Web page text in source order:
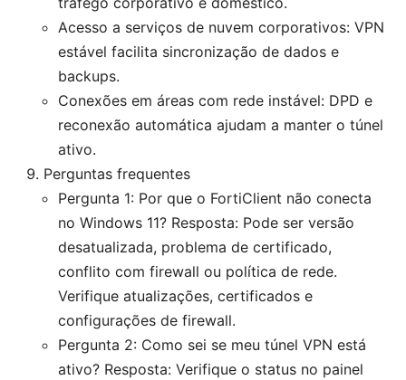
Acesso a serviços de nuvem corporativos: VPN
estável facilita sincronização de dados e
backups.
Conexões em áreas com rede instável: DPD e
reconexão automática ajudam a manter o túnel
ativo.
Perguntas frequentes
Pergunta 1: Por que o FortiClient não conecta
no Windows 11? Resposta: Pode ser versão
desatualizada, problema de certificado,
conflito com firewall ou política de rede.
Verifique atualizações, certificados e
configurações de firewall.
Pergunta 2: Como sei se meu túnel VPN está
ativo? Resposta: Verifique o status no painel